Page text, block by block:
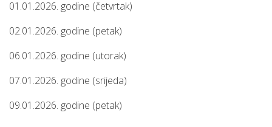
01.01.2026. godine (četvrtak)
02.01.2026. godine (petak)
06.01.2026. godine (utorak)
07.01.2026. godine (srijeda)
09.01.2026. godine (petak)